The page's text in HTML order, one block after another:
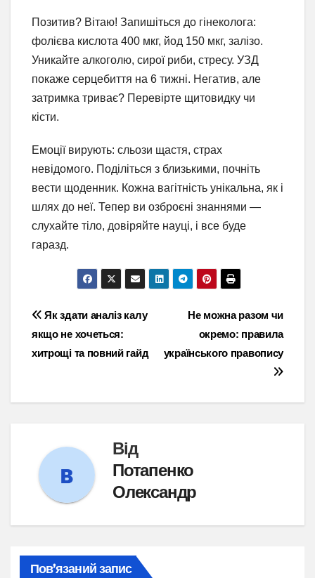
Позитив? Вітаю! Запишіться до гінеколога:
фолієва кислота 400 мкг, йод 150 мкг, залізо.
Уникайте алкоголю, сирої риби, стресу. УЗД
покаже серцебиття на 6 тижні. Негатив, але
затримка триває? Перевірте щитовидку чи
кісти.
Емоції вирують: сльози щастя, страх
невідомого. Поділіться з близькими, почніть
вести щоденник. Кожна вагітність унікальна, як і
шлях до неї. Тепер ви озброєні знаннями —
слухайте тіло, довіряйте науці, і все буде
гаразд.
Навігація
записів
Не можна разом чи
окремо: правила
українського правопису
Як здати аналіз калу
якщо не хочеться:
хитрощі та повний гайд
Від
Потапенко
Олександр
Пов’язаний запис